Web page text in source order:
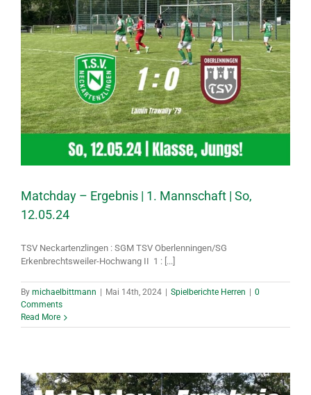
Matchday – Ergebnis | 1. Mannschaft | So,
12.05.24
TSV Neckartenzlingen : SGM TSV Oberlenningen/​SG
Erkenbrechtsweiler-Hochwang II 1 : [...]
By michaelbittmann | Mai 14th, 2024 | Spielberichte Herren | 0
Comments
Read More